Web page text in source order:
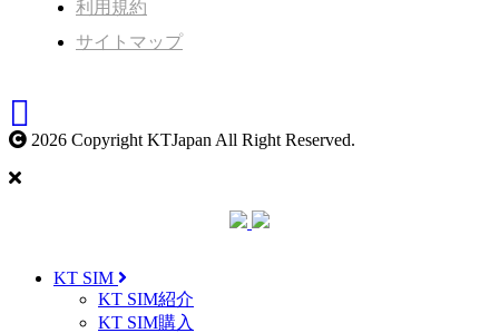
利用規約
サイトマップ
2026 Copyright KTJapan All Right Reserved.
KT SIM
KT SIM紹介
KT SIM購入